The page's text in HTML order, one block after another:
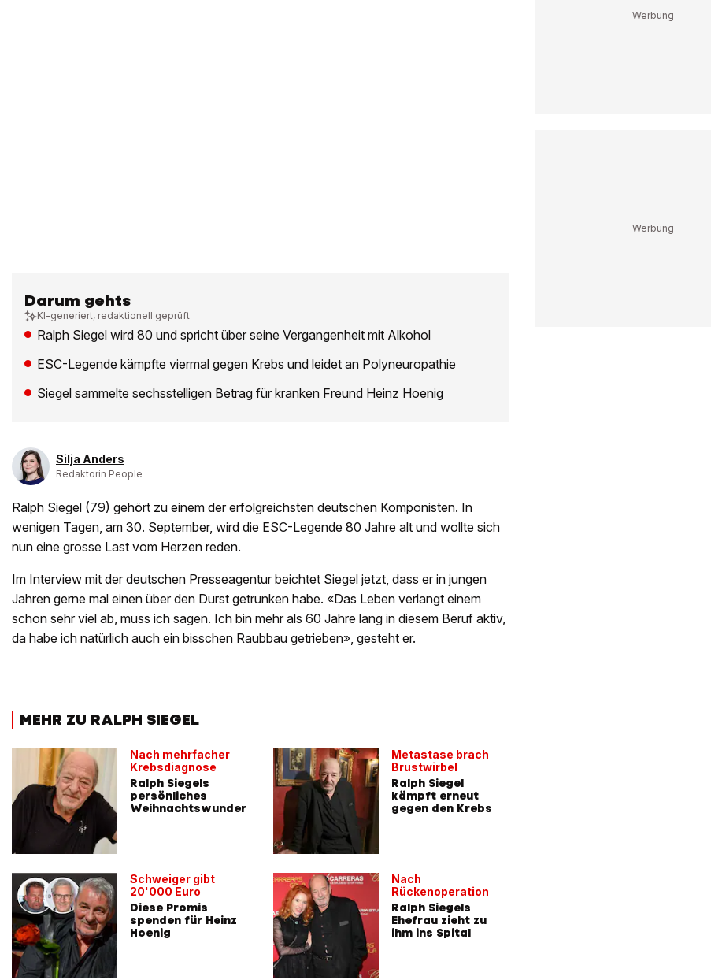
Darum gehts
KI-generiert, redaktionell geprüft
Ralph Siegel wird 80 und spricht über seine Vergangenheit mit Alkohol
ESC-Legende kämpfte viermal gegen Krebs und leidet an Polyneuropathie
Siegel sammelte sechsstelligen Betrag für kranken Freund Heinz Hoenig
Silja Anders
Redaktorin People
Ralph Siegel (79) gehört zu einem der erfolgreichsten deutschen Komponisten. In
wenigen Tagen, am 30. September, wird die ESC-Legende 80 Jahre alt und wollte sich
nun eine grosse Last vom Herzen reden.
Im Interview mit der deutschen Presseagentur beichtet Siegel jetzt, dass er in jungen
Jahren gerne mal einen über den Durst getrunken habe. «Das Leben verlangt einem
schon sehr viel ab, muss ich sagen. Ich bin mehr als 60 Jahre lang in diesem Beruf aktiv,
da habe ich natürlich auch ein bisschen Raubbau getrieben», gesteht er.
MEHR ZU RALPH SIEGEL
Nach mehrfacher
Krebsdiagnose
Ralph Siegels
persönliches
Weihnachtswunder
Schweiger gibt
20'000 Euro
Diese Promis
spenden für Heinz
Hoenig
Metastase brach
Brustwirbel
Ralph Siegel
kämpft erneut
gegen den Krebs
Nach
Rückenoperation
Ralph Siegels
Ehefrau zieht zu
ihm ins Spital